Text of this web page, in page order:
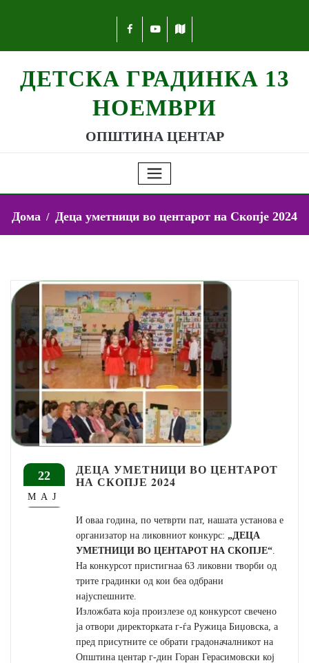
ДЕТСКА ГРАДИНКА 13
НОЕМВРИ
ОПШТИНА ЦЕНТАР
Дома Деца уметници во центарот на Скопје 2024
22
МАЈ
ДЕЦА УМЕТНИЦИ ВО ЦЕНТАРОТ
НА СКОПЈЕ 2024
И оваа година, по четврти пат, нашата установа е
организатор на ликовниот конкурс:„ДЕЦА
УМЕТНИЦИ ВО ЦЕНТАРОТ НА СКОПЈЕ“
На конкурсот пристигнаа 63 ликовни творби од
трите градинки од кои беа одбрани
најуспешните.
Изложбата која произлезе од конкурсот свечено
ја отвори директорката г-ѓа Ружица Биџовска, а
пред присутните се обрати градоначалникот на
Општина центар г-дин Горан Герасимовски кој